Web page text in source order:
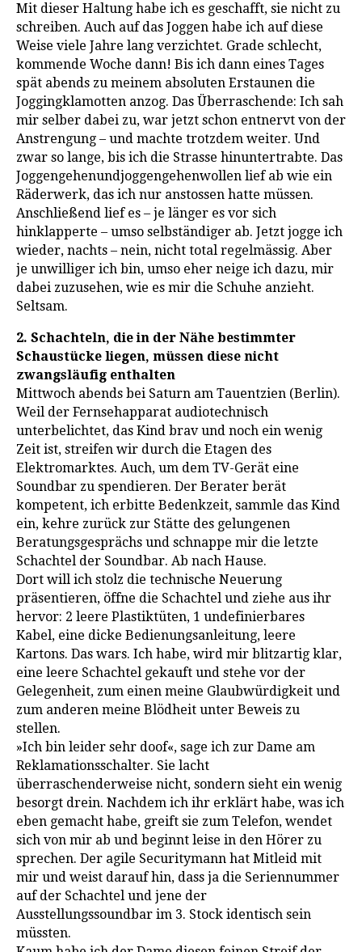
Mit dieser Haltung habe ich es geschafft, sie nicht zu
schreiben. Auch auf das Joggen habe ich auf diese
Weise viele Jahre lang verzichtet. Grade schlecht,
kommende Woche dann! Bis ich dann eines Tages
spät abends zu meinem absoluten Erstaunen die
Joggingklamotten anzog. Das Überraschende: Ich sah
mir selber dabei zu, war jetzt schon entnervt von der
Anstrengung – und machte trotzdem weiter. Und
zwar so lange, bis ich die Strasse hinuntertrabte. Das
Joggengehenundjoggengehenwollen lief ab wie ein
Räderwerk, das ich nur anstossen hatte müssen.
Anschließend lief es – je länger es vor sich
hinklapperte – umso selbständiger ab. Jetzt jogge ich
wieder, nachts – nein, nicht total regelmässig. Aber
je unwilliger ich bin, umso eher neige ich dazu, mir
dabei zuzusehen, wie es mir die Schuhe anzieht.
Seltsam.
2. Schachteln, die in der Nähe bestimmter
Schaustücke liegen, müssen diese nicht
zwangsläufig enthalten
Mittwoch abends bei Saturn am Tauentzien (Berlin).
Weil der Fernsehapparat audiotechnisch
unterbelichtet, das Kind brav und noch ein wenig
Zeit ist, streifen wir durch die Etagen des
Elektromarktes. Auch, um dem TV-Gerät eine
Soundbar zu spendieren. Der Berater berät
kompetent, ich erbitte Bedenkzeit, sammle das Kind
ein, kehre zurück zur Stätte des gelungenen
Beratungsgesprächs und schnappe mir die letzte
Schachtel der Soundbar. Ab nach Hause.
Dort will ich stolz die technische Neuerung
präsentieren, öffne die Schachtel und ziehe aus ihr
hervor: 2 leere Plastiktüten, 1 undefinierbares
Kabel, eine dicke Bedienungsanleitung, leere
Kartons. Das wars. Ich habe, wird mir blitzartig klar,
eine leere Schachtel gekauft und stehe vor der
Gelegenheit, zum einen meine Glaubwürdigkeit und
zum anderen meine Blödheit unter Beweis zu
stellen.
»Ich bin leider sehr doof«, sage ich zur Dame am
Reklamationsschalter. Sie lacht
überraschenderweise nicht, sondern sieht ein wenig
besorgt drein. Nachdem ich ihr erklärt habe, was ich
eben gemacht habe, greift sie zum Telefon, wendet
sich von mir ab und beginnt leise in den Hörer zu
sprechen. Der agile Securitymann hat Mitleid mit
mir und weist darauf hin, dass ja die Seriennummer
auf der Schachtel und jene der
Ausstellungssoundbar im 3. Stock identisch sein
müssten.